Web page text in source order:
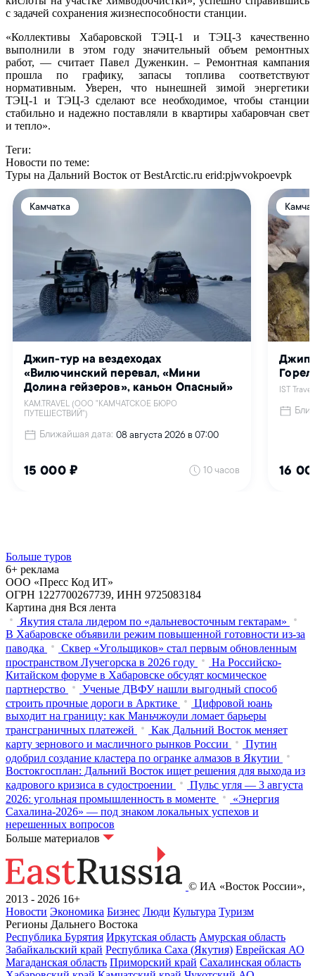
с задачей сохранения жизнеспособности станции.
«Коллективы Хабаровской ТЭЦ-1 и ТЭЦ-3 качественно
выполнили в этом году значительный объем ремонтных
работ, — считает Павел Дуженкин. – Ремонтная кампания
прошла по графику, запасы топлива соответствуют
нормативным. Уверен, что нынешней зимой энергетики
ТЭЦ-1 и ТЭЦ-3 сделают все необходимое, чтобы станции
стабильно и надежно поставляли в квартиры хабаровчан свет
и тепло».
Теги:
Новости по теме:
Туры на Дальний Восток от BestArctic.ru erid:pjwvokpoevpk
Больше туров
6+ реклама
ООО «Пресс Код ИТ»
ОГРН 1227700267739, ИНН 9725083184
Картина дня Вся лента
Якутия стала лидером по «дальневосточным гектарам»
В Хабаровске объявили режим повышенной готовности из‑за
паводка
Сквер «Угольщиков» стал первым обновленным
пространством Лучегорска в 2026 году
На Российско-
Китайском форуме в Хабаровске обсудят космическое
партнерство
Ученые ДВФУ нашли выгодный способ
строить прочные дороги в Арктике
Цифровой юань
выходит на границу: как Маньчжоули ломает барьеры
трансграничных платежей
Как Дальний Восток меняет
карту зернового и масличного рынков России
Путин
одобрил создание кластера по огранке алмазов в Якутии
Востокгосплан: Дальний Восток ищет решения для выхода из
кадрового кризиса в судостроении
Пульс угля — 3 августа
2026: угольная промышленность в моменте
«Энергия
Сахалина-2026» — под знаком локальных успехов и
нерешенных вопросов
Больше материалов
© ИА «Восток России»,
2013 - 2026 16+
Новости Экономика Бизнес Люди Культура Туризм
Регионы Дальнего Востока
Республика Бурятия Иркутская область Амурская область
Забайкальский край Республика Саха (Якутия) Еврейская АО
Магаданская область Приморский край Сахалинская область